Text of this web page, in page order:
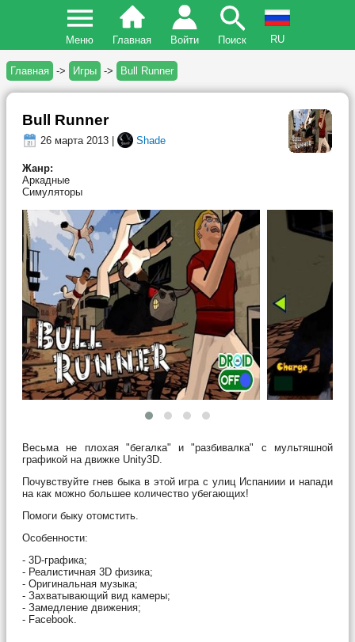
Меню Главная Войти Поиск RU
Главная -> Игры -> Bull Runner
Bull Runner
26 марта 2013 | Shade
Жанр:
Аркадные
Симуляторы
Весьма не плохая "бегалка" и "разбивалка" с мультяшной
графикой на движке Unity3D.
Почувствуйте гнев быка в этой игра с улиц Испаниии и напади
на как можно большее количество убегающих!
Помоги быку отомстить.
Особенности:
- 3D-графика;
- Реалистичная 3D физика;
- Оригинальная музыка;
- Захватывающий вид камеры;
- Замедление движения;
- Facebook.